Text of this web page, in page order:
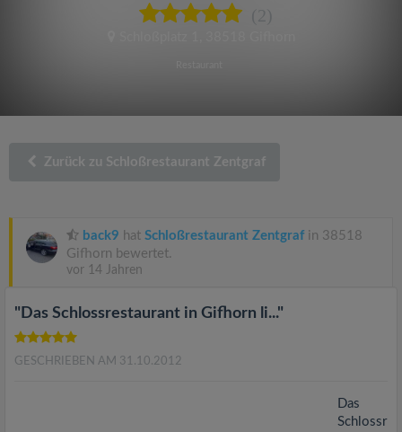
(2)
Zurück zu Schloßrestaurant Zentgraf
back9 hat Schloßrestaurant Zentgraf in 38518
Gifhorn bewertet.
vor 14 Jahren
"Das Schlossrestaurant in Gifhorn li..."
GESCHRIEBEN AM 31.10.2012
Das
Schlossr
i